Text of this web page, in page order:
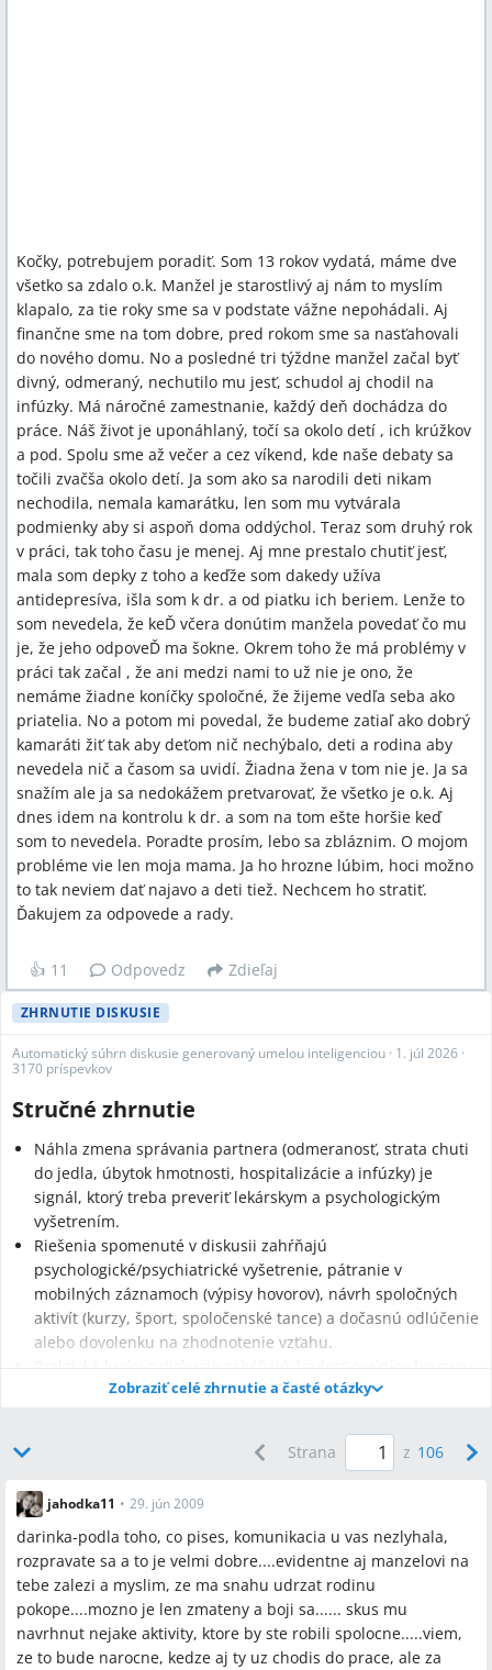
Kočky, potrebujem poradiť. Som 13 rokov vydatá, máme dve
všetko sa zdalo o.k. Manžel je starostlivý aj nám to myslím
klapalo, za tie roky sme sa v podstate vážne nepohádali. Aj
finančne sme na tom dobre, pred rokom sme sa nasťahovali
do nového domu. No a posledné tri týždne manžel začal byť
divný, odmeraný, nechutilo mu jesť, schudol aj chodil na
infúzky. Má náročné zamestnanie, každý deň dochádza do
práce. Náš život je uponáhlaný, točí sa okolo detí , ich krúžkov
a pod. Spolu sme až večer a cez víkend, kde naše debaty sa
točili zvačša okolo detí. Ja som ako sa narodili deti nikam
nechodila, nemala kamarátku, len som mu vytvárala
podmienky aby si aspoň doma oddýchol. Teraz som druhý rok
v práci, tak toho času je menej. Aj mne prestalo chutiť jesť,
mala som depky z toho a keďže som dakedy užíva
antidepresíva, išla som k dr. a od piatku ich beriem. Lenže to
som nevedela, že keĎ včera donútim manžela povedať čo mu
je, že jeho odpoveĎ ma šokne. Okrem toho že má problémy v
práci tak začal , že ani medzi nami to už nie je ono, že
nemáme žiadne koníčky spoločné, že žijeme vedľa seba ako
priatelia. No a potom mi povedal, že budeme zatiaľ ako dobrý
kamaráti žiť tak aby deťom nič nechýbalo, deti a rodina aby
nevedela nič a časom sa uvidí. Žiadna žena v tom nie je. Ja sa
snažím ale ja sa nedokážem pretvarovať, že všetko je o.k. Aj
dnes idem na kontrolu k dr. a som na tom ešte horšie keď
som to nevedela. Poradte prosím, lebo sa zbláznim. O mojom
probléme vie len moja mama. Ja ho hrozne lúbim, hoci možno
to tak neviem dať najavo a deti tiež. Nechcem ho stratiť.
Ďakujem za odpovede a rady.
👍 11 Odpovedz Zdieľaj
ZHRNUTIE DISKUSIE
Automatický súhrn diskusie generovaný umelou inteligenciou · 1. júl 2026 ·
3170 príspevkov
Stručné zhrnutie
Náhla zmena správania partnera (odmeranosť, strata chuti
do jedla, úbytok hmotnosti, hospitalizácie a infúzky) je
signál, ktorý treba preveriť lekárskym a psychologickým
vyšetrením.
Riešenia spomenuté v diskusii zahŕňajú
psychologické/psychiatrické vyšetrenie, pátranie v
mobilných záznamoch (výpisy hovorov), návrh spoločných
aktivít (kurzy, šport, spoločenské tance) a dočasnú odlúčenie
alebo dovolenku na zhodnotenie vzťahu.
z mobilov, konzultáciu s psychologičkou/psychiatrom
spanie a prípravu žiadosti o rozvod ako taktiku odporučenú
Najčastejšie otázky
Q:Ako zistiť, či partner udržiava kontakt s inou ženou?
A:V diskusii odporúčali kontrolu mobilov a výpisov hovorov,
sledovanie opakovaných hovorov v skorých ranných hodinách a
Zobraziť celé zhrnutie a časté otázky
Strana z 106
jahodka11 • 29. jún 2009
darinka-podla toho, co pises, komunikacia u vas nezlyhala,
rozpravate sa a to je velmi dobre....evidentne aj manzelovi na
tebe zalezi a myslim, ze ma snahu udrzat rodinu
pokope....mozno je len zmateny a boji sa...... skus mu
navrhnut nejake aktivity, ktore by ste robili spolocne.....viem,
ze to bude narocne, kedze aj ty uz chodis do prace, ale za